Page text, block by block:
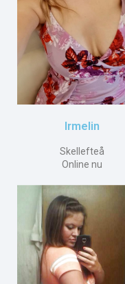
Irmelin
Skellefteå
Online nu